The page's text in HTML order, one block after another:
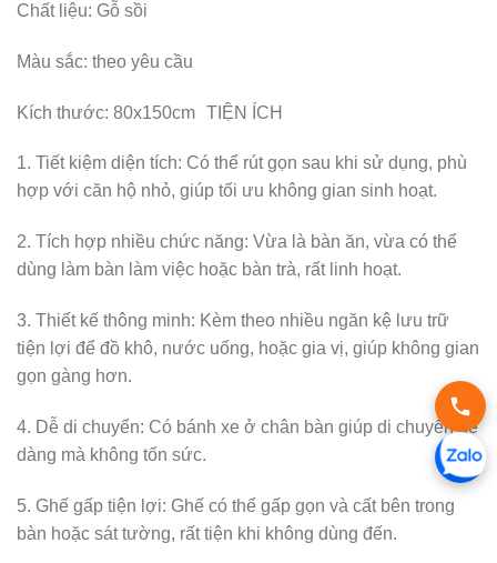
Chất liệu: Gỗ sồi
Màu sắc: theo yêu cầu
Kích thước: 80x150cm TIỆN ÍCH
1. Tiết kiệm diện tích: Có thể rút gọn sau khi sử dụng, phù
hợp với căn hộ nhỏ, giúp tối ưu không gian sinh hoạt.
2. Tích hợp nhiều chức năng: Vừa là bàn ăn, vừa có thể
dùng làm bàn làm việc hoặc bàn trà, rất linh hoạt.
3. Thiết kế thông minh: Kèm theo nhiều ngăn kệ lưu trữ
tiện lợi để đồ khô, nước uống, hoặc gia vị, giúp không gian
gọn gàng hơn.
4. Dễ di chuyển: Có bánh xe ở chân bàn giúp di chuyển dễ
dàng mà không tốn sức.
5. Ghế gấp tiện lợi: Ghế có thể gấp gọn và cất bên trong
bàn hoặc sát tường, rất tiện khi không dùng đến.